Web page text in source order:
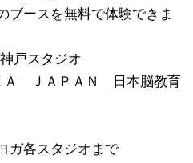
ースを無料で体験できま
戸スタジオ
Ａ ＪＡＰＡＮ 日本脳教育
ガ各スタジオまで